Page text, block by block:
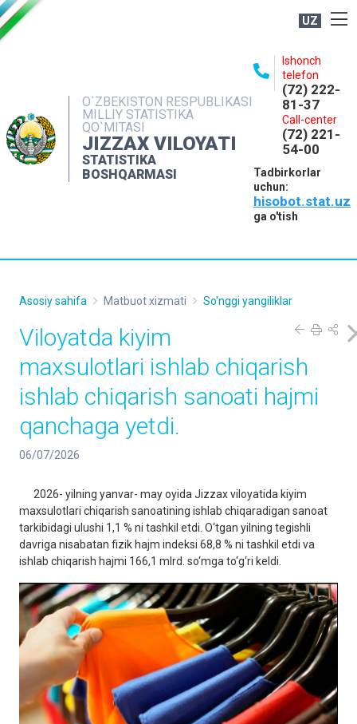
UZ
O`ZBEKISTON RESPUBLIKASI
MILLIY STATISTIKA
QO`MITASI
JIZZAX VILOYATI
STATISTIKA
BOSHQARMASI
Ishonch
telefon
(72) 222-
81-37
Call-center
(72) 221-
54-00
Tadbirkorlar
uchun:
hisobot.stat.uz
ga o'tish
NASHRLAR
INTERAKTIV XIZMATLAR
MATBUOT XIZMATI
Asosiy sahifa Matbuot xizmati So'nggi yangiliklar
Viloyatda kiyim
maxsulotlari ishlab chiqarish
ishlab chiqarish sanoati hajmi
qanchaga yetdi.
06/07/2026
2026- yilning yanvar- may oyida Jizzax viloyatida kiyim
maxsulotlari chiqarish sanoatining ishlab chiqaradigan sanoat
tarkibidagi ulushi 1,1 % ni tashkil etdi. O‘tgan yilning tegishli
davriga nisabatan fizik hajm indeksi 68,8 % ni tashkil etdi va
ishlab chiqarish hajmi 166,1 mlrd. so‘mga to‘g‘ri keldi.